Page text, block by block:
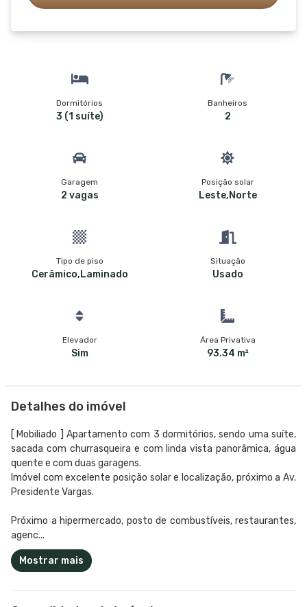
Dormitórios
3 (1 suíte)
Banheiros
2
Garagem
2 vagas
Posição solar
Leste,Norte
Tipo de piso
Cerâmico,Laminado
Situação
Usado
Elevador
Sim
Área Privativa
93.34 m²
Detalhes do imóvel
[ Mobiliado ] Apartamento com 3 dormitórios, sendo uma suíte,
sacada com churrasqueira e com linda vista panorâmica, água
quente e com duas garagens.
Imóvel com excelente posição solar e localização, próximo a Av.
Presidente Vargas.
Próximo a hipermercado, posto de combustíveis, restaurantes,
agenc...
Mostrar mais